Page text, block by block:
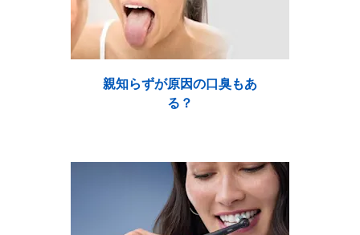
親知らずが原因の口臭もあ
る？